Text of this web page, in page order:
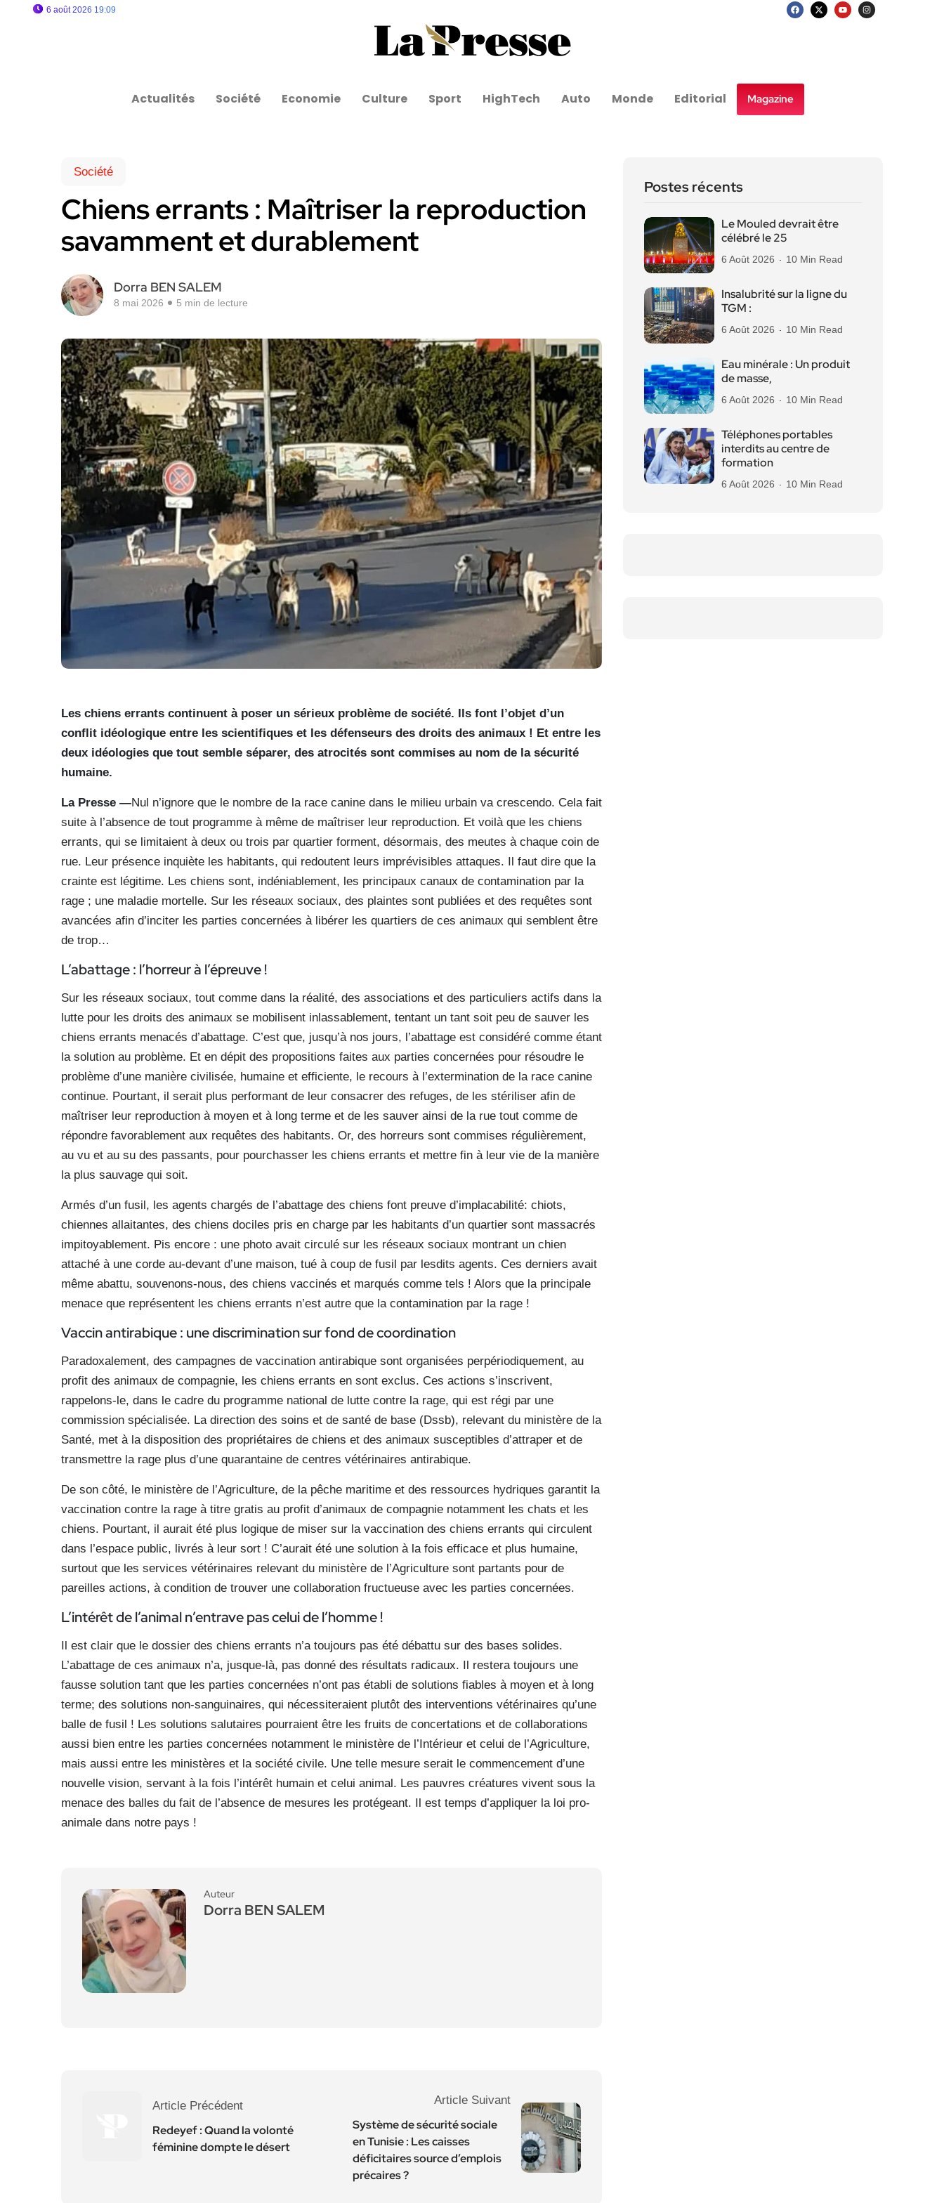
6 août 2026 19:09
Actualités Société Economie Culture Sport HighTech Auto Monde Editorial Magazine
Société
Chiens errants : Maîtriser la reproduction
savamment et durablement
Dorra BEN SALEM
8 mai 2026 5 min de lecture
Les chiens errants continuent à poser un sérieux problème de société. Ils font l’objet d’un
conflit idéologique entre les scientifiques et les défenseurs des droits des animaux ! Et entre les
deux idéologies que tout semble séparer, des atrocités sont commises au nom de la sécurité
humaine.
La Presse —Nul n’ignore que le nombre de la race canine dans le milieu urbain va crescendo. Cela fait
suite à l’absence de tout programme à même de maîtriser leur reproduction. Et voilà que les chiens
errants, qui se limitaient à deux ou trois par quartier forment, désormais, des meutes à chaque coin de
rue. Leur présence inquiète les habitants, qui redoutent leurs imprévisibles attaques. Il faut dire que la
crainte est légitime. Les chiens sont, indéniablement, les principaux canaux de contamination par la
rage ; une maladie mortelle. Sur les réseaux sociaux, des plaintes sont publiées et des requêtes sont
avancées afin d’inciter les parties concernées à libérer les quartiers de ces animaux qui semblent être
de trop…
L’abattage : l’horreur à l’épreuve !
Sur les réseaux sociaux, tout comme dans la réalité, des associations et des particuliers actifs dans la
lutte pour les droits des animaux se mobilisent inlassablement, tentant un tant soit peu de sauver les
chiens errants menacés d’abattage. C’est que, jusqu’à nos jours, l’abattage est considéré comme étant
la solution au problème. Et en dépit des propositions faites aux parties concernées pour résoudre le
problème d’une manière civilisée, humaine et efficiente, le recours à l’extermination de la race canine
continue. Pourtant, il serait plus performant de leur consacrer des refuges, de les stériliser afin de
maîtriser leur reproduction à moyen et à long terme et de les sauver ainsi de la rue tout comme de
répondre favorablement aux requêtes des habitants. Or, des horreurs sont commises régulièrement,
au vu et au su des passants, pour pourchasser les chiens errants et mettre fin à leur vie de la manière
la plus sauvage qui soit.
Armés d’un fusil, les agents chargés de l’abattage des chiens font preuve d’implacabilité: chiots,
chiennes allaitantes, des chiens dociles pris en charge par les habitants d’un quartier sont massacrés
impitoyablement. Pis encore : une photo avait circulé sur les réseaux sociaux montrant un chien
attaché à une corde au-devant d’une maison, tué à coup de fusil par lesdits agents. Ces derniers avait
même abattu, souvenons-nous, des chiens vaccinés et marqués comme tels ! Alors que la principale
menace que représentent les chiens errants n’est autre que la contamination par la rage !
Vaccin antirabique : une discrimination sur fond de coordination
Paradoxalement, des campagnes de vaccination antirabique sont organisées perpériodiquement, au
profit des animaux de compagnie, les chiens errants en sont exclus. Ces actions s’inscrivent,
rappelons-le, dans le cadre du programme national de lutte contre la rage, qui est régi par une
commission spécialisée. La direction des soins et de santé de base (Dssb), relevant du ministère de la
Santé, met à la disposition des propriétaires de chiens et des animaux susceptibles d’attraper et de
transmettre la rage plus d’une quarantaine de centres vétérinaires antirabique.
De son côté, le ministère de l’Agriculture, de la pêche maritime et des ressources hydriques garantit la
vaccination contre la rage à titre gratis au profit d’animaux de compagnie notamment les chats et les
chiens. Pourtant, il aurait été plus logique de miser sur la vaccination des chiens errants qui circulent
dans l’espace public, livrés à leur sort ! C’aurait été une solution à la fois efficace et plus humaine,
surtout que les services vétérinaires relevant du ministère de l’Agriculture sont partants pour de
pareilles actions, à condition de trouver une collaboration fructueuse avec les parties concernées.
L’intérêt de l’animal n’entrave pas celui de l’homme !
Il est clair que le dossier des chiens errants n’a toujours pas été débattu sur des bases solides.
L’abattage de ces animaux n’a, jusque-là, pas donné des résultats radicaux. Il restera toujours une
fausse solution tant que les parties concernées n’ont pas établi de solutions fiables à moyen et à long
terme; des solutions non-sanguinaires, qui nécessiteraient plutôt des interventions vétérinaires qu’une
balle de fusil ! Les solutions salutaires pourraient être les fruits de concertations et de collaborations
aussi bien entre les parties concernées notamment le ministère de l’Intérieur et celui de l’Agriculture,
mais aussi entre les ministères et la société civile. Une telle mesure serait le commencement d’une
nouvelle vision, servant à la fois l’intérêt humain et celui animal. Les pauvres créatures vivent sous la
menace des balles du fait de l’absence de mesures les protégeant. Il est temps d’appliquer la loi pro-
animale dans notre pays !
Auteur
Dorra BEN SALEM
Article Précédent
Redeyef : Quand la volonté
féminine dompte le désert
Article Suivant
Système de sécurité sociale
en Tunisie : Les caisses
déficitaires source d’emplois
précaires ?
Postes récents
Le Mouled devrait être
célébré le 25
6 Août 2026 10 Min Read
Insalubrité sur la ligne du
TGM :
6 Août 2026 10 Min Read
Eau minérale : Un produit
de masse,
6 Août 2026 10 Min Read
Téléphones portables
interdits au centre de
formation
6 Août 2026 10 Min Read